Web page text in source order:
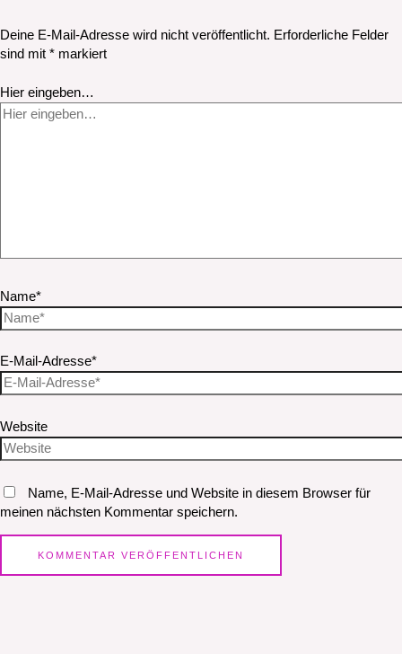
Deine E-Mail-Adresse wird nicht veröffentlicht. Erforderliche Felder
sind mit * markiert
Hier eingeben…
Name*
E-Mail-Adresse*
Website
Name, E-Mail-Adresse und Website in diesem Browser für
meinen nächsten Kommentar speichern.